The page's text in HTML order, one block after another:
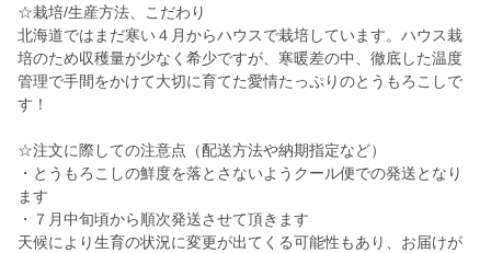
☆栽培/生産方法、こだわり
北海道ではまだ寒い４月からハウスで栽培しています。ハウス栽
培のため収穫量が少なく希少ですが、寒暖差の中、徹底した温度
管理で手間をかけて大切に育てた愛情たっぷりのとうもろこしで
す！
☆注文に際しての注意点（配送方法や納期指定など）
・とうもろこしの鮮度を落とさないようクール便での発送となり
ます
・７月中旬頃から順次発送させて頂きます
天候により生育の状況に変更が出てくる可能性もあり、お届けが